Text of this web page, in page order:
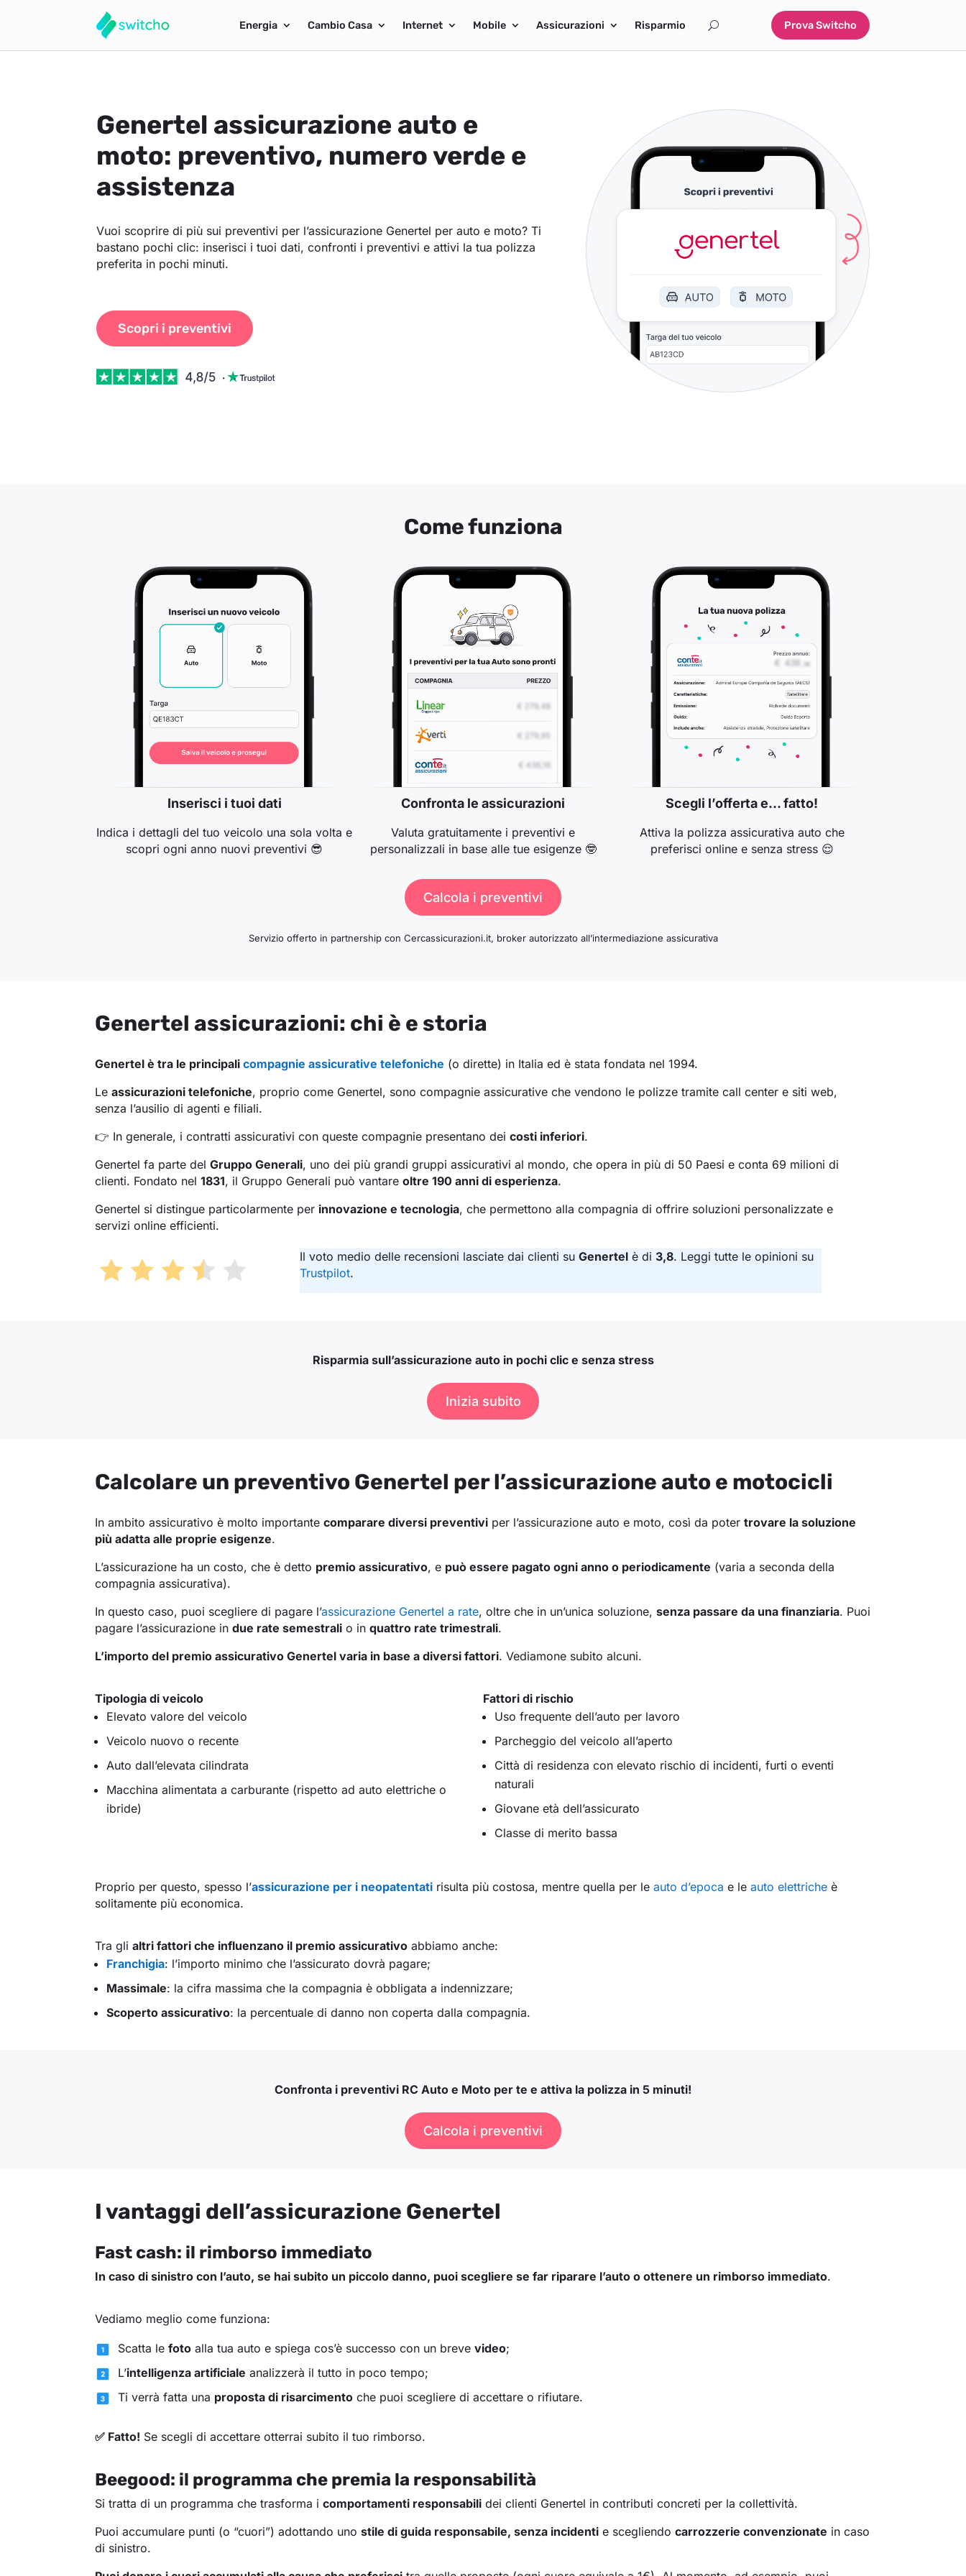
Energia Cambio Casa Internet Mobile Assicurazioni Risparmio Prova Switcho
Genertel assicurazione auto e
moto: preventivo, numero verde e
assistenza
Vuoi scoprire di più sui preventivi per l’assicurazione Genertel per auto e moto? Ti
bastano pochi clic: inserisci i tuoi dati, confronti i preventivi e attivi la tua polizza
preferita in pochi minuti.
Scopri i preventivi
Come funziona
Inserisci i tuoi dati
Indica i dettagli del tuo veicolo una sola volta e
scopri ogni anno nuovi preventivi 😎
Confronta le assicurazioni
Valuta gratuitamente i preventivi e
personalizzali in base alle tue esigenze 🤓
Scegli l’offerta e… fatto!
Attiva la polizza assicurativa auto che
preferisci online e senza stress 😌
Calcola i preventivi
Servizio offerto in partnership con Cercassicurazioni.it, broker autorizzato all’intermediazione assicurativa
Genertel assicurazioni: chi è e storia
Genertel è tra le principali compagnie assicurative telefoniche (o dirette) in Italia ed è stata fondata nel 1994.
Le assicurazioni telefoniche, proprio come Genertel, sono compagnie assicurative che vendono le polizze tramite call center e siti web,
senza l’ausilio di agenti e filiali.
👉 In generale, i contratti assicurativi con queste compagnie presentano dei costi inferiori.
Genertel fa parte del Gruppo Generali, uno dei più grandi gruppi assicurativi al mondo, che opera in più di 50 Paesi e conta 69 milioni di
clienti. Fondato nel 1831, il Gruppo Generali può vantare oltre 190 anni di esperienza.
Genertel si distingue particolarmente per innovazione e tecnologia, che permettono alla compagnia di offrire soluzioni personalizzate e
servizi online efficienti.
Il voto medio delle recensioni lasciate dai clienti suGenertel è di 3,8. Leggi tutte le opinioni su
Trustpilot.
Risparmia sull’assicurazione auto in pochi clic e senza stress
Inizia subito
Calcolare un preventivo Genertel per l’assicurazione auto e motocicli
In ambito assicurativo è molto importante comparare diversi preventivi per l’assicurazione auto e moto, così da poter trovare la soluzione
più adatta alle proprie esigenze.
L’assicurazione ha un costo, che è detto premio assicurativo, e può essere pagato ogni anno o periodicamente (varia a seconda della
compagnia assicurativa).
In questo caso, puoi scegliere di pagare l’assicurazione Genertel a rate, oltre che in un’unica soluzione, senza passare da una finanziaria. Puoi
pagare l’assicurazione in due rate semestrali o in quattro rate trimestrali.
L’importo del premio assicurativo Genertel varia in base a diversi fattori. Vediamone subito alcuni.
Tipologia di veicolo
Elevato valore del veicolo
Veicolo nuovo o recente
Auto dall’elevata cilindrata
Macchina alimentata a carburante (rispetto ad auto elettriche o
ibride)
Fattori di rischio
Uso frequente dell’auto per lavoro
Parcheggio del veicolo all’aperto
Città di residenza con elevato rischio di incidenti, furti o eventi
naturali
Giovane età dell’assicurato
Classe di merito bassa
Proprio per questo, spesso l’assicurazione per i neopatentati risulta più costosa, mentre quella per le auto d’epoca e le auto elettriche è
solitamente più economica.
Tra gli altri fattori che influenzano il premio assicurativo abbiamo anche:
Franchigia: l’importo minimo che l’assicurato dovrà pagare;
Massimale: la cifra massima che la compagnia è obbligata a indennizzare;
Scoperto assicurativo: la percentuale di danno non coperta dalla compagnia.
Confronta i preventivi RC Auto e Moto per te e attiva la polizza in 5 minuti!
Calcola i preventivi
I vantaggi dell’assicurazione Genertel
Fast cash: il rimborso immediato
In caso di sinistro con l’auto, se hai subito un piccolo danno, puoi scegliere se far riparare l’auto o ottenere un rimborso immediato.
Vediamo meglio come funziona:
Scatta le fotoalla tua auto e spiega cos’è successo con un breve video;
L’intelligenza artificiale analizzerà il tutto in poco tempo;
Ti verrà fatta una proposta di risarcimentoche puoi scegliere di accettare o rifiutare.
✅ Fatto! Se scegli di accettare otterrai subito il tuo rimborso.
Beegood: il programma che premia la responsabilità
Si tratta di un programma che trasforma i comportamenti responsabili dei clienti Genertel in contributi concreti per la collettività.
Puoi accumulare punti (o “cuori”) adottando uno stile di guida responsabile, senza incidenti e scegliendo carrozzerie convenzionate in caso
di sinistro.